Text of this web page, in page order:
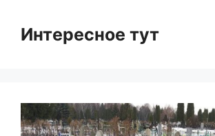
contentИнтересное тут